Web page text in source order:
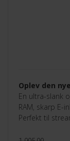
Oplev den
En ultra-slank
RAM, skarp E-
Perfekt til